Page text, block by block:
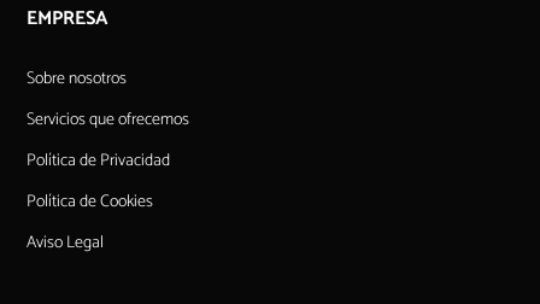
EMPRESA
Sobre nosotros
Servicios que ofrecemos
Política de Privacidad
Política de Cookies
Aviso Legal